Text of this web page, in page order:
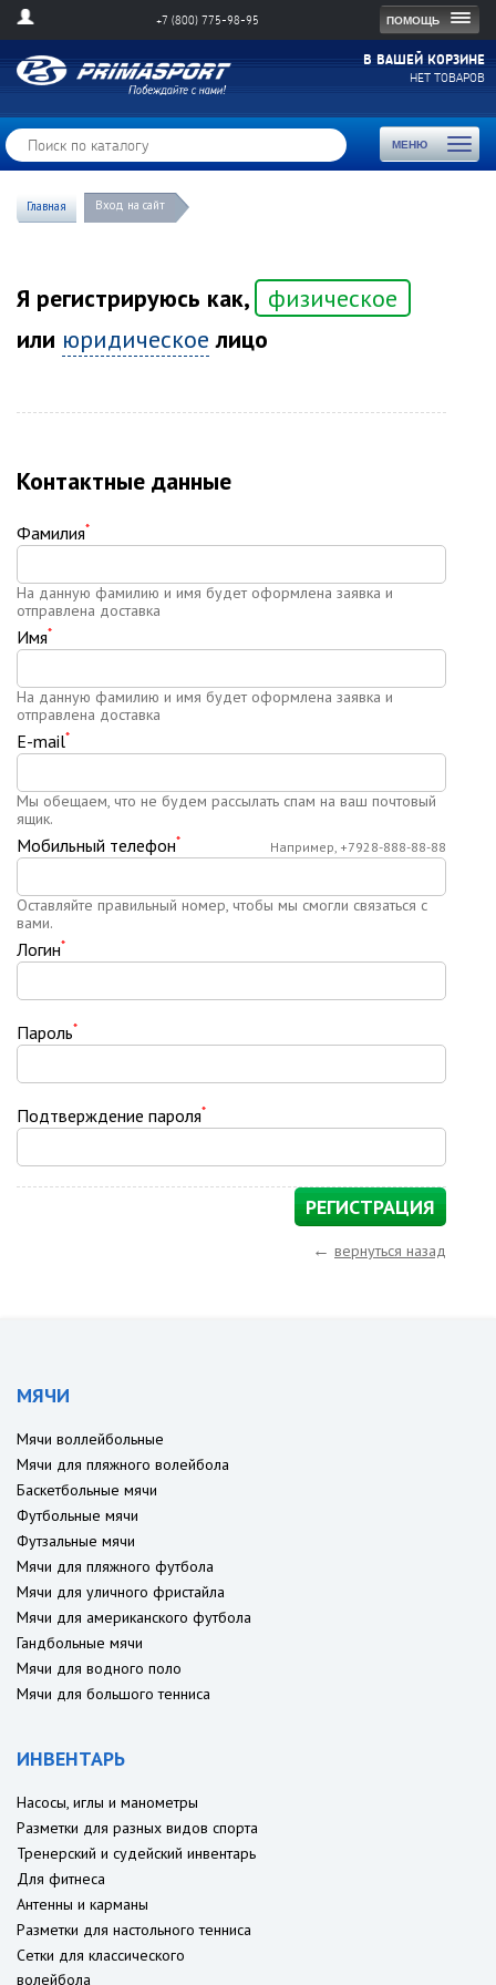
ПОМОЩЬ
+7 (800) 775-98-95
В ВАШЕЙ КОРЗИНЕ
НЕТ ТОВАРОВ
МЕНЮ
Toggle
Главная Вход на сайт
Я регистрируюсь как,
физическое
или юридическое лицо
Контактные данные
Фамилия*
На данную фамилию и имя будет оформлена заявка и
отправлена доставка
Имя*
На данную фамилию и имя будет оформлена заявка и
отправлена доставка
E-mail*
Мы обещаем, что не будем рассылать спам на ваш почтовый
ящик.
Мобильный телефон*
Оставляйте правильный номер, чтобы мы смогли связаться с
вами.
Например, +7928-888-88-88
Логин*
Пароль*
Подтверждение пароля*
← вернуться назад
МЯЧИ
Мячи воллейбольные
Мячи для пляжного волейбола
Баскетбольные мячи
Футбольные мячи
Футзальные мячи
Мячи для пляжного футбола
Мячи для уличного фристайла
Мячи для американского футбола
Гандбольные мячи
Мячи для водного поло
Мячи для большого тенниса
ИНВЕНТАРЬ
Насосы, иглы и манометры
Разметки для разных видов спорта
Тренерский и судейский инвентарь
Для фитнеса
Антенны и карманы
Разметки для настольного тенниса
Сетки для классического
волейбола